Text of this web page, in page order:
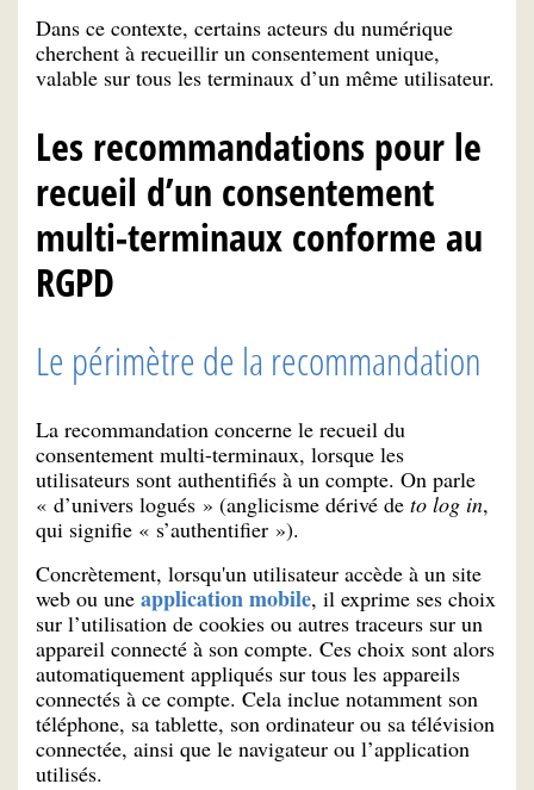
Dans ce contexte, certains acteurs du numérique
cherchent à recueillir un consentement unique,
valable sur tous les terminaux d’un même utilisateur.
Les recommandations pour le
recueil d’un consentement
multi-terminaux conforme au
RGPD
Le périmètre de la recommandation
La recommandation concerne le recueil du
consentement multi-terminaux, lorsque les
utilisateurs sont authentifiés à un compte. On parle
« d’univers logués » (anglicisme dérivé de to log in,
qui signifie « s’authentifier »).
Concrètement, lorsqu'un utilisateur accède à un site
web ou une application mobile, il exprime ses choix
sur l’utilisation de cookies ou autres traceurs sur un
appareil connecté à son compte. Ces choix sont alors
automatiquement appliqués sur tous les appareils
connectés à ce compte. Cela inclue notamment son
téléphone, sa tablette, son ordinateur ou sa télévision
connectée, ainsi que le navigateur ou l’application
utilisés.